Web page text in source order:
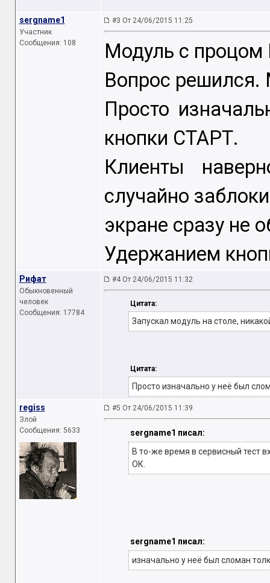
sergname1
Участник
Сообщения: 108
#3 От 24/06/2015 11:25
Модуль с процом
Вопрос
Просто
кнопки СТАРТ.
Клиенты
случайно
экране сразу не
Удержанием
Рифат
Обыкновенный
человек
Сообщения: 17784
#4 От 24/06/2015 11:32
Цитата:
Запускал модуль на столе,
Цитата:
Просто изначально у неё был
regiss
Злой
Сообщения: 5633
#5 От 24/06/2015 11:39
sergname1 писал:
В то-же время в сервисный тест
ОК.
sergname1 писал:
изначально у неё был сломан